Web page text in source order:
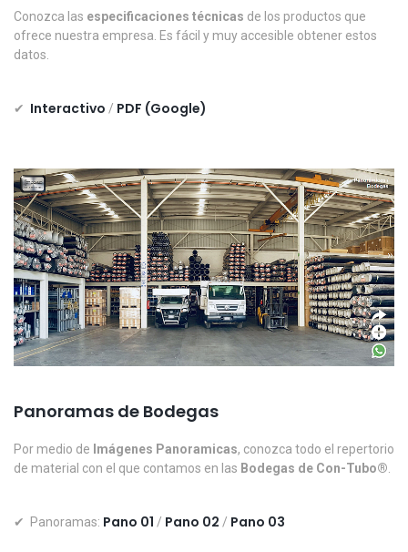
Conozca las especificaciones técnicas de los productos que
ofrece nuestra empresa. Es fácil y muy accesible obtener estos
datos.
✔ Interactivo / PDF (Google)
Panoramas de Bodegas
Por medio de Imágenes Panoramicas, conozca todo el repertorio
de material con el que contamos en las Bodegas de Con-Tubo®
✔ Panoramas: Pano 01 / Pano 02 / Pano 03